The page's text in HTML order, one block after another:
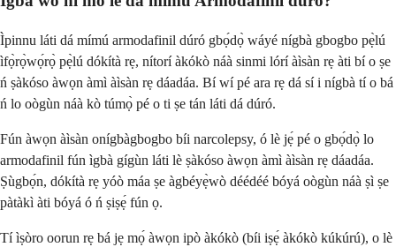
Ìpinnu láti dá mímú armodafinil dúró gbọ́dọ̀ wáyé nígbà gbogbo pẹ̀lú
ìfọ̀rọ̀wọ́rọ̀ pẹ̀lú dókítà rẹ, nítorí àkókò náà sinmi lórí àìsàn rẹ àti bí o ṣe
ń ṣàkóso àwọn àmì àìsàn rẹ dáadáa. Bí wí pé ara rẹ dá sí i nígbà tí o bá
ń lo oògùn náà kò túmọ̀ pé o ti ṣe tán láti dá dúró.
Fún àwọn àìsàn onígbàgbogbo bíi narcolepsy, ó lè jẹ́ pé o gbọ́dọ̀ lo
armodafinil fún ìgbà gígùn láti lè ṣàkóso àwọn àmì àìsàn rẹ dáadáa.
Ṣùgbọ́n, dókítà rẹ yóò máa ṣe àgbéyẹ̀wò déédéé bóyá oògùn náà ṣì ṣe
pàtàkì àti bóyá ó ń ṣiṣẹ́ fún ọ.
Tí ìṣòro oorun rẹ bá jẹ mọ́ àwọn ipò àkókò (bíi iṣẹ́ àkókò kúkúrú), o lè